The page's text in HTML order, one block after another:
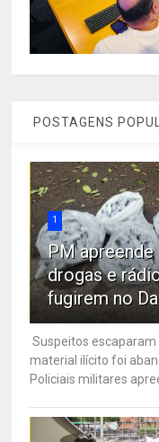
POSTAGENS
1
PM
drogas e
fugirem no
Suspeitos escaparam
material ilícito foi
Policiais militares